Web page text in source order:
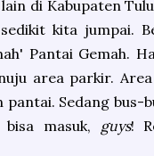
di Kabupaten
kita jumpai.
Pantai Gemah.
area parkir.
pantai. Sedang bus-
masuk, guys!